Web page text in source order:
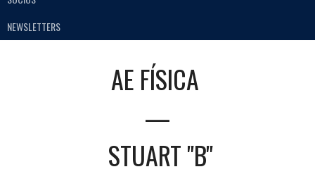
NEWSLETTERS
AE FÍSICA
—
STUART "B"